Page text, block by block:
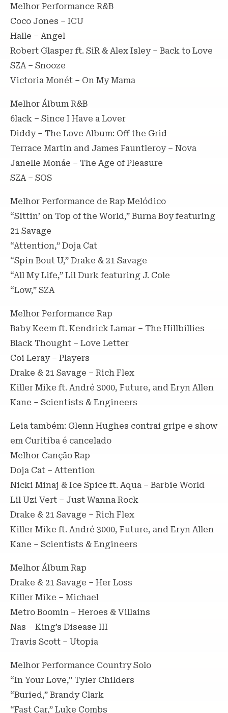
Melhor Performance R&B
Coco Jones – ICU
Halle – Angel
Robert Glasper ft. SiR & Alex Isley – Back to Love
SZA – Snooze
Victoria Monét – On My Mama
Melhor Álbum R&B
6lack – Since I Have a Lover
Diddy – The Love Album: Off the Grid
Terrace Martin and James Fauntleroy – Nova
Janelle Monáe – The Age of Pleasure
SZA – SOS
Melhor Performance de Rap Melódico
“Sittin’ on Top of the World,” Burna Boy featuring
21 Savage
“Attention,” Doja Cat
“Spin Bout U,” Drake & 21 Savage
“All My Life,” Lil Durk featuring J. Cole
“Low,” SZA
Melhor Performance Rap
Baby Keem ft. Kendrick Lamar – The Hillbillies
Black Thought – Love Letter
Coi Leray – Players
Drake & 21 Savage – Rich Flex
Killer Mike ft. André 3000, Future, and Eryn Allen
Kane – Scientists & Engineers
Leia também: Glenn Hughes contrai gripe e show
em Curitiba é cancelado
Melhor Canção Rap
Doja Cat – Attention
Nicki Minaj & Ice Spice ft. Aqua – Barbie World
Lil Uzi Vert – Just Wanna Rock
Drake & 21 Savage – Rich Flex
Killer Mike ft. André 3000, Future, and Eryn Allen
Kane – Scientists & Engineers
Melhor Álbum Rap
Drake & 21 Savage – Her Loss
Killer Mike – Michael
Metro Boomin – Heroes & Villains
Nas – King’s Disease III
Travis Scott – Utopia
Melhor Performance Country Solo
“In Your Love,” Tyler Childers
“Buried,” Brandy Clark
“Fast Car,” Luke Combs